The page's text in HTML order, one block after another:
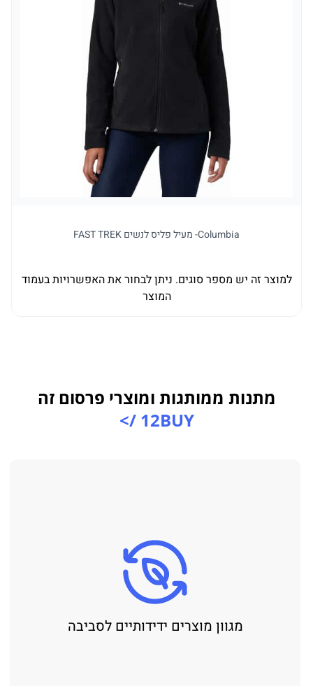
Columbia- מעיל פליס לנשים FAST TREK
למוצר זה יש מספר סוגים. ניתן לבחור את האפשרויות בעמוד
המוצר
מתנות ממותגות ומוצרי פרסום זה
12BUY />
מגוון מוצרים ידידותיים לסביבה